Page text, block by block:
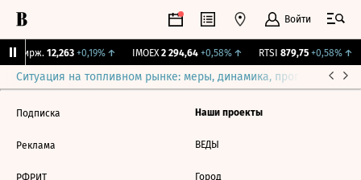
Войти
Бирж. 12,263 +0,19%↑ IMOEX 2 294,64 +0,58%↑ RTSI 879,75 +0,58%↑
Ситуация на топливном рынке: меры, динамика, прогнозы
Подписка
Реклама
РФРИТ
Наши проекты
ВЕДЫ
Город